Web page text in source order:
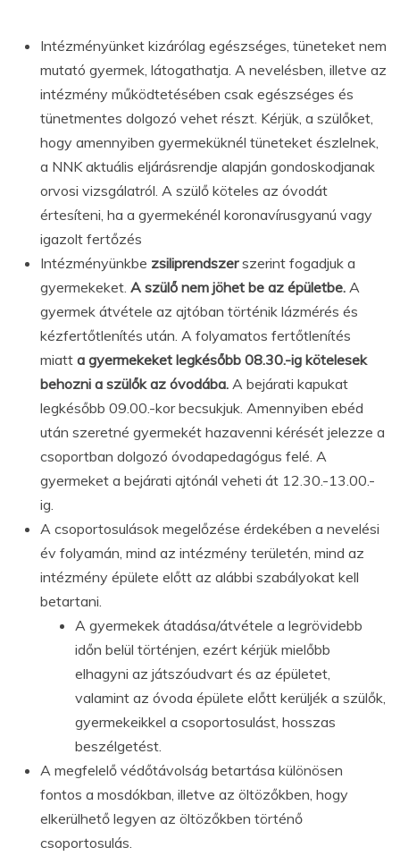
Intézményünket kizárólag egészséges, tüneteket nem
mutató gyermek, látogathatja. A nevelésben, illetve az
intézmény működtetésében csak egészséges és
tünetmentes dolgozó vehet részt. Kérjük, a szülőket,
hogy amennyiben gyermeküknél tüneteket észlelnek,
a NNK aktuális eljárásrendje alapján gondoskodjanak
orvosi vizsgálatról. A szülő köteles az óvodát
értesíteni, ha a gyermekénél koronavírusgyanú vagy
igazolt fertőzés
Intézményünkbe zsiliprendszerszerint fogadjuk a
gyermekeket. A szülő nem jöhet be az épületbe. A
gyermek átvétele az ajtóban történik lázmérés és
kézfertőtlenítés után. A folyamatos fertőtlenítés
miatt a gyermekeket legkésőbb 08.30.-ig kötelesek
behozni a szülők az óvodába. A bejárati kapukat
legkésőbb 09.00.-kor becsukjuk. Amennyiben ebéd
után szeretné gyermekét hazavenni kérését jelezze a
csoportban dolgozó óvodapedagógus felé. A
gyermeket a bejárati ajtónál veheti át 12.30.-13.00.-
ig.
A csoportosulások megelőzése érdekében a nevelési
év folyamán, mind az intézmény területén, mind az
intézmény épülete előtt az alábbi szabályokat kell
betartani.
A gyermekek átadása/átvétele a legrövidebb
időn belül történjen, ezért kérjük mielőbb
elhagyni az játszóudvart és az épületet,
valamint az óvoda épülete előtt kerüljék a szülők,
gyermekeikkel a csoportosulást, hosszas
beszélgetést.
A megfelelő védőtávolság betartása különösen
fontos a mosdókban, illetve az öltözőkben, hogy
elkerülhető legyen az öltözőkben történő
csoportosulás.